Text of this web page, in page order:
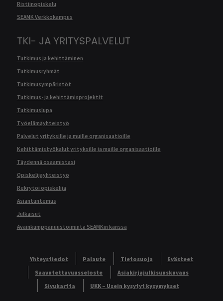
Ristiinopiskelu
SEAMK Verkkokampus
TKI- JA YRITYSPALVELUT
Tutkimus ja kehittäminen
Tutkimusryhmät
Tutkimusympäristöt
Tutkimus- ja kehittämisprojektit
Tutkimuslupa
Työelämäyhteistyö
Palvelut yrityksille ja muille organisaatioille
Kehittämistyökalut yrityksille ja muille organisaatioille
Täydennä osaamistasi
Opiskelijayhteistyö
Rekrytoi opiskelija
Asiantuntemus
Julkaisut
Avainkumppanuustoiminta SEAMKin kanssa
Yhteystiedot Palaute Tietosuoja
Evästeet
Saavutettavuusseloste
Asiakirjajulkisuuskuvaus
Sivukartta
UKK – Usein kysytyt kysymykset